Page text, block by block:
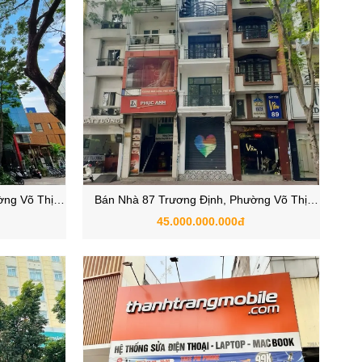
Võ Thị
Bán Nhà 87 Trương Định, Phường Võ Thị
Sáu, Quận 3, TPHCM
45.000.000.000đ